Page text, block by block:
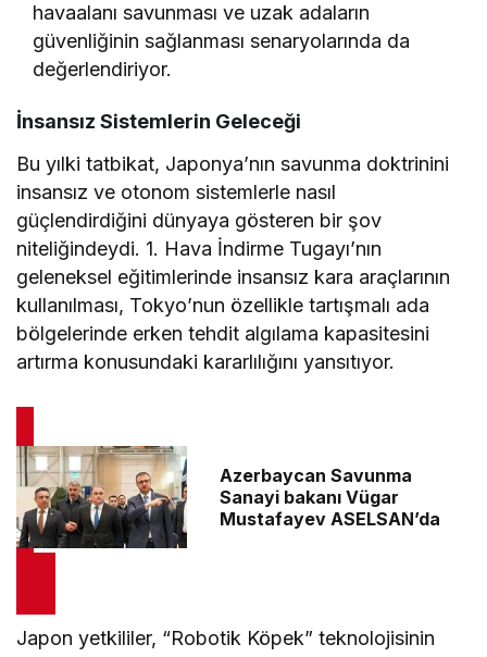
havaalanı savunması ve uzak adaların
güvenliğinin sağlanması senaryolarında da
değerlendiriyor.
İnsansız Sistemlerin Geleceği
Bu yılki tatbikat, Japonya’nın savunma doktrinini
insansız ve otonom sistemlerle nasıl
güçlendirdiğini dünyaya gösteren bir şov
niteliğindeydi. 1. Hava İndirme Tugayı’nın
geleneksel eğitimlerinde insansız kara araçlarının
kullanılması, Tokyo’nun özellikle tartışmalı ada
bölgelerinde erken tehdit algılama kapasitesini
artırma konusundaki kararlılığını yansıtıyor.
Azerbaycan Savunma
Sanayi bakanı Vügar
Mustafayev ASELSAN’da
Japon yetkililer, “Robotik Köpek” teknolojisinin